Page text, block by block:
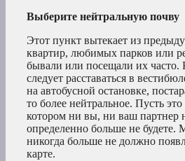
Выберите нейтральную почву
Этот пункт вытекает из
квартир, любимых парков или
бывали или посещали их часто.
следует расставаться в
на автобусной остановке,
то более нейтральное. Пусть это
котором ни вы, ни ваш партнер
определенно больше не будете.
никогда больше не должно
карте.